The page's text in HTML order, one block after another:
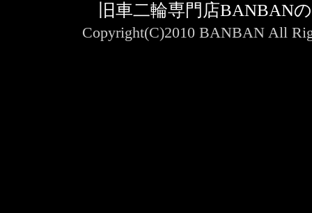
旧車二輪専門店BANBAN
Copyright(C)2010 BANBAN All